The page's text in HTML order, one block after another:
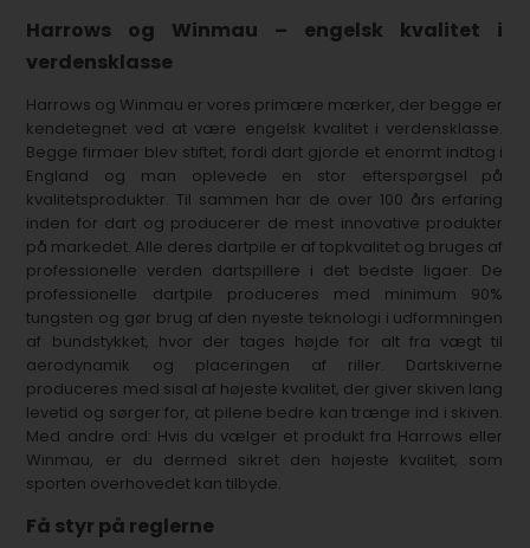
Harrows og Winmau – engelsk kvalitet i
verdensklasse
Harrows og Winmau er vores primære mærker, der begge er
kendetegnet ved at være engelsk kvalitet i verdensklasse.
Begge firmaer blev stiftet, fordi dart gjorde et enormt indtog i
England og man oplevede en stor efterspørgsel på
kvalitetsprodukter. Til sammen har de over 100 års erfaring
inden for dart og producerer de mest innovative produkter
på markedet. Alle deres dartpile er af topkvalitet og bruges af
professionelle verden dartspillere i det bedste ligaer. De
professionelle dartpile produceres med minimum 90%
tungsten og gør brug af den nyeste teknologi i udformningen
af bundstykket, hvor der tages højde for alt fra vægt til
aerodynamik og placeringen af riller. Dartskiverne
produceres med sisal af højeste kvalitet, der giver skiven lang
levetid og sørger for, at pilene bedre kan trænge ind i skiven.
Med andre ord: Hvis du vælger et produkt fra Harrows eller
Winmau, er du dermed sikret den højeste kvalitet, som
sporten overhovedet kan tilbyde.
Få styr på reglerne